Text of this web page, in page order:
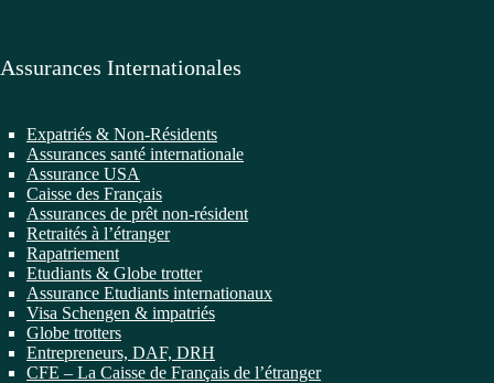
Assurances Internationales
Expatriés & Non-Résidents
Assurances santé internationale
Assurance USA
Caisse des Français
Assurances de prêt non-résident
Retraités à l’étranger
Rapatriement
Etudiants & Globe trotter
Assurance Etudiants internationaux
Visa Schengen & impatriés
Globe trotters
Entrepreneurs, DAF, DRH
CFE – La Caisse de Français de l’étranger